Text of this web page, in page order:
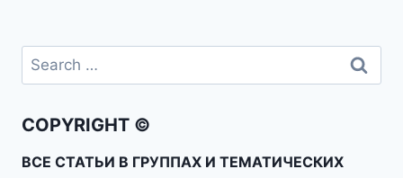
COPYRIGHT ©
ВСЕ СТАТЬИ В ГРУППАХ И ТЕМАТИЧЕСКИХ